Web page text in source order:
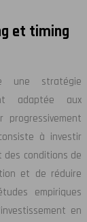
et timing
une stratégie
adaptée aux
progressivement
à investir
des conditions de
et de réduire
empiriques
en